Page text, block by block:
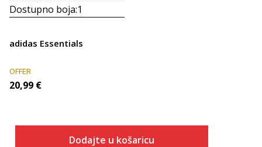
Dostupno boja:1
adidas Essentials
OFFER
20,99 €
Dodajte u košaricu